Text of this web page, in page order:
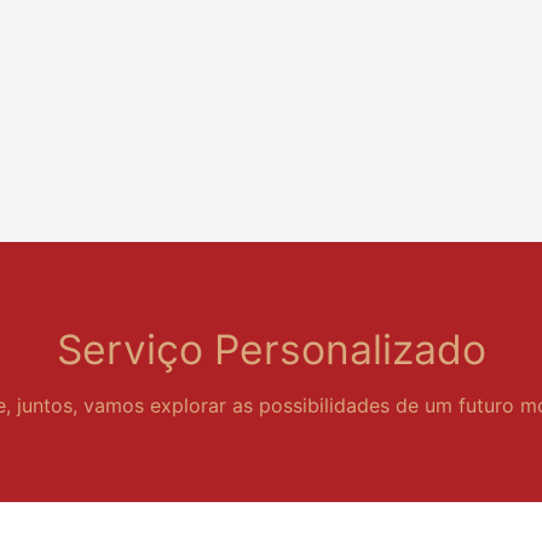
Serviço Personalizado
juntos, vamos explorar as possibilidades de um futuro